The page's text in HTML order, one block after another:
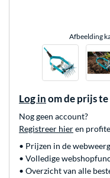
Afbeelding
Log in om de prijs te
Nog geen account?
Registreer hieren
• Prijzen in de
• Volledige
• Overzicht van alle